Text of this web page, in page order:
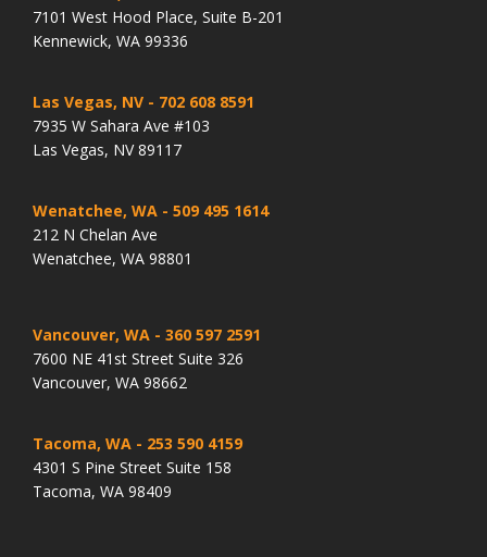
7101 West Hood Place, Suite B-201
Kennewick, WA 99336
Las Vegas, NV - 702 608 8591
7935 W Sahara Ave #103
Las Vegas, NV 89117
Wenatchee, WA - 509 495 1614
212 N Chelan Ave
Wenatchee, WA 98801
Vancouver, WA - 360 597 2591
7600 NE 41st Street Suite 326
Vancouver, WA 98662
Tacoma, WA - 253 590 4159
4301 S Pine Street Suite 158
Tacoma, WA 98409